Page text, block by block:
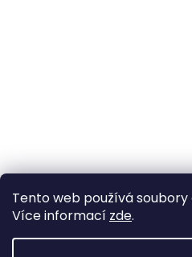
Tento web používá
Více informací zde.